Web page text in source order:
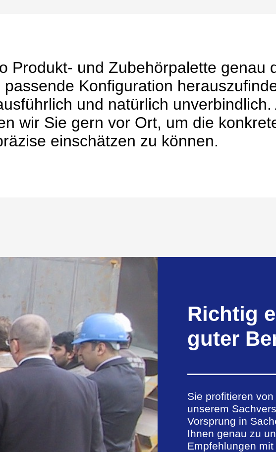
Produkt- und Zubehörpalette genau
Konfiguration
und natürlich unverbindlich.
wir Sie gern vor Ort, um die
einschätzen zu können.
Richtig
guter
Sie profitieren
unserem
Vorsprung in
Ihnen genau zu
Empfehlungen